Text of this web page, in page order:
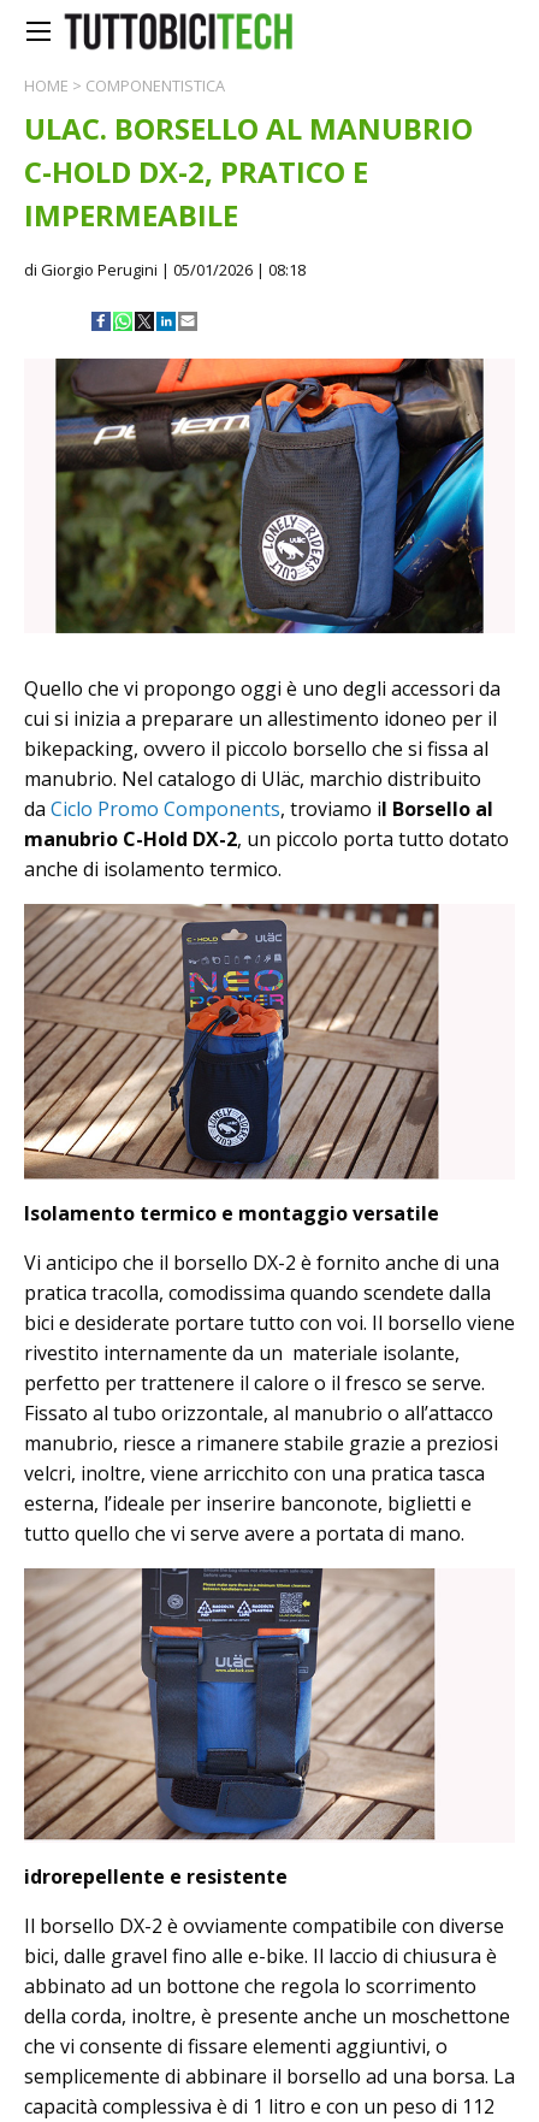
HOME > COMPONENTISTICA
ULAC. BORSELLO AL MANUBRIO
C-HOLD DX-2, PRATICO E
IMPERMEABILE
di Giorgio Perugini | 05/01/2026 | 08:18
Quello che vi propongo oggi è uno degli accessori da
cui si inizia a preparare un allestimento idoneo per il
bikepacking, ovvero il piccolo borsello che si fissa al
manubrio. Nel catalogo di Uläc, marchio distribuito
da Ciclo Promo Components, troviamo il Borsello al
manubrio C-Hold DX-2, un piccolo porta tutto dotato
anche di isolamento termico.
Isolamento termico e montaggio versatile
Vi anticipo che il borsello DX-2 è fornito anche di una
pratica tracolla, comodissima quando scendete dalla
bici e desiderate portare tutto con voi. Il borsello viene
rivestito internamente da un materiale isolante,
perfetto per trattenere il calore o il fresco se serve.
Fissato al tubo orizzontale, al manubrio o all’attacco
manubrio, riesce a rimanere stabile grazie a preziosi
velcri, inoltre, viene arricchito con una pratica tasca
esterna, l’ideale per inserire banconote, biglietti e
tutto quello che vi serve avere a portata di mano.
idrorepellente e resistente
Il borsello DX-2 è ovviamente compatibile con diverse
bici, dalle gravel fino alle e-bike. Il laccio di chiusura è
abbinato ad un bottone che regola lo scorrimento
della corda, inoltre, è presente anche un moschettone
che vi consente di fissare elementi aggiuntivi, o
semplicemente di abbinare il borsello ad una borsa. La
capacità complessiva è di 1 litro e con un peso di 112